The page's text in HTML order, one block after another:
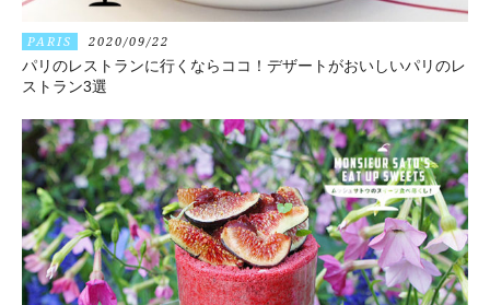
PARIS 2020/09/22
パリのレストランに行くならココ！デザートがおいしいパリのレ
ストラン3選